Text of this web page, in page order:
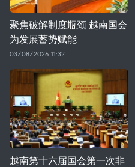
聚焦破解制度瓶颈 越南国会
为发展蓄势赋能
03/08/2026 11:32
越南第十六届国会第一次非